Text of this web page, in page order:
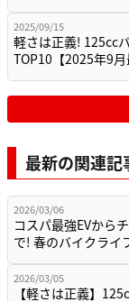
2025/09/15
軽さは正義! 125cc
TOP10【2025年9
最新の関連
2026/03/06
コスパ最強EVから
で! 春のバイクラ
2026/03/05
【軽さは正義】